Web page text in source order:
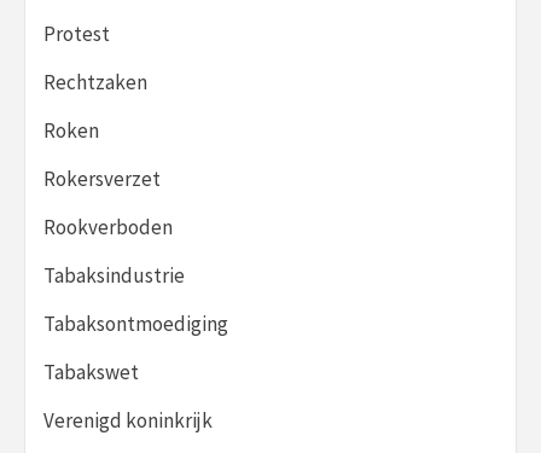
Protest
Rechtzaken
Roken
Rokersverzet
Rookverboden
Tabaksindustrie
Tabaksontmoediging
Tabakswet
Verenigd koninkrijk